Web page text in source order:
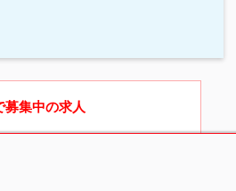
募集中の求人